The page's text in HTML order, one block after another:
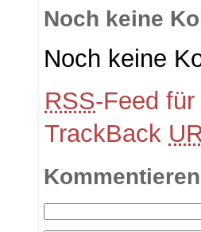
Noch keine
Noch keine
RSS-Feed
TrackBack
Kommentieren